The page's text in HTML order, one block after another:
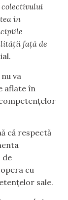
in
față de
va
aflate în
că respectă
de
cu
sale.